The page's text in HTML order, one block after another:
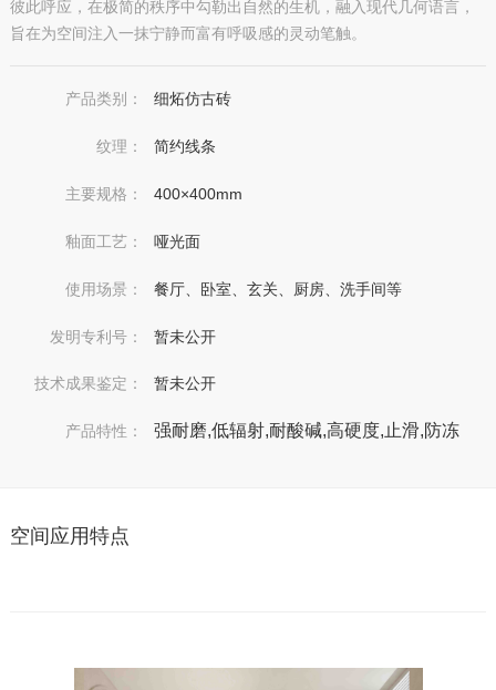
彼此呼应，在极简的秩序中勾勒出自然的生机，融入现代几何语言，
旨在为空间注入一抹宁静而富有呼吸感的灵动笔触。
产品类别： 细炻仿古砖
纹理： 简约线条
主要规格： 400×400mm
釉面工艺： 哑光面
使用场景： 餐厅、卧室、玄关、厨房、洗手间等
发明专利号： 暂未公开
技术成果鉴定： 暂未公开
产品特性： 强耐磨,低辐射,耐酸碱,高硬度,止滑,防冻
空间应用特点